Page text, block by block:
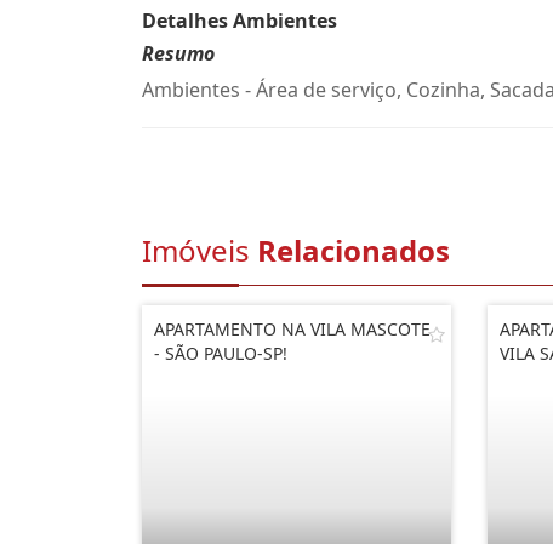
Detalhes Ambientes
Resumo
Ambientes - Área de serviço, Cozinha,
Imóveis Relacionados
APARTAMENTO NA VILA MASCOTE
- SÃO PAULO-SP!
VILA